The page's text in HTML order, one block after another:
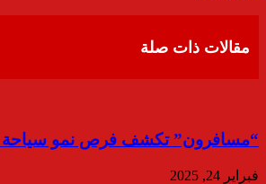
مقالات ذات صلة
“مسافرون” تكشف فرص نمو سياحة
فبراير 24, 2025